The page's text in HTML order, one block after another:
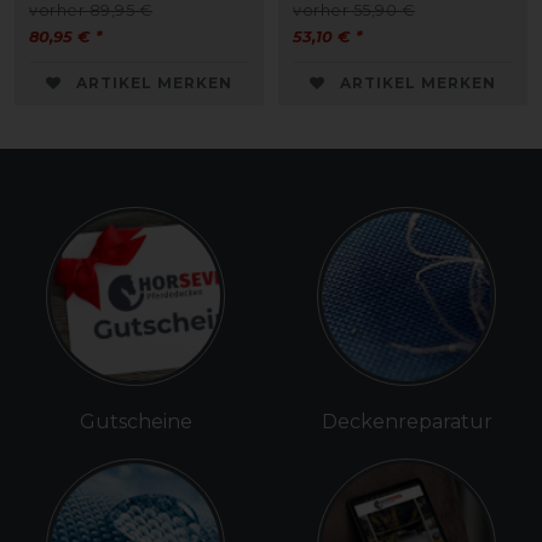
vorher 89,95 €
80,95 € *
ARTIKEL MERKEN
vorher 55,90 €
53,10 € *
ARTIKEL MERKEN
Gutscheine Deckenreparatur